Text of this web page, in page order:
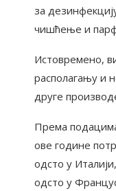
за
чишћење и
Истовремено,
располагању и
друге
Према
ове године
одсто у
одсто у